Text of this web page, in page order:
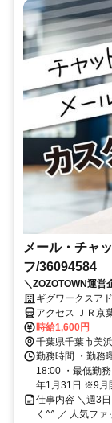
メール・チャ
フ/36094584
＼ZOZOTOWN運
しゃれオフィスで
応ナシのメール・
ギグワークスア
アクセス ＪＲ京
ＪＲ総武本線 幕
時給1,600円
千葉県千葉市美
勤務時間 ・勤務
18:00 ・最低勤
年1月31日 ※9月
仕事内容 ＼週3
く^^ ／ 人気フ